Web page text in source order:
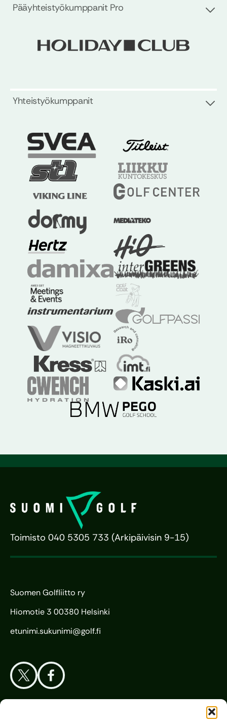
Pääyhteistyökumppanit Pro
Yhteistyökumppanit
Toimisto 040 5305 733 (Arkipäivisin 9-15)
Suomen Golfliitto ry
Hiomotie 3 00380 Helsinki
etunimi.sukunimi@golf.fi